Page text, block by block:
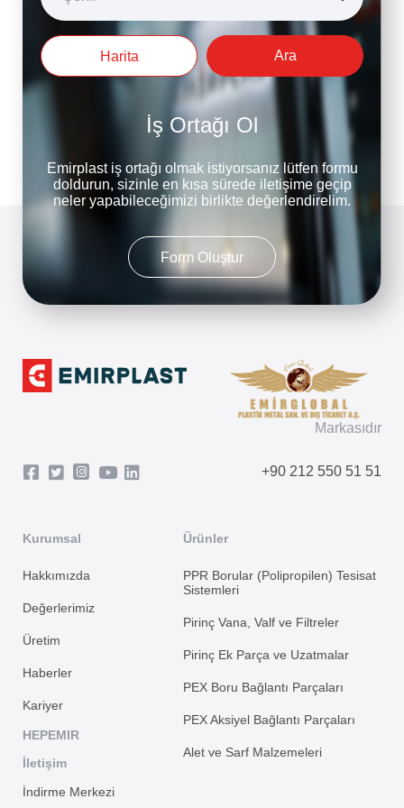
Harita Ara
İş Ortağı Ol
Emirplast iş ortağı olmak istiyorsanız lütfen formu
doldurun, sizinle en kısa sürede iletişime geçip
neler yapabileceğimizi birlikte değerlendirelim.
Form Oluştur
Markasıdır
+90 212 550 51 51
Kurumsal
Hakkımızda
Değerlerimiz
Üretim
Haberler
Kariyer
HEPEMIR
İletişim
İndirme Merkezi
Ürünler
PPR Borular (Polipropilen) Tesisat
Sistemleri
Pirinç Vana, Valf ve Filtreler
Pirinç Ek Parça ve Uzatmalar
PEX Boru Bağlantı Parçaları
PEX Aksiyel Bağlantı Parçaları
Alet ve Sarf Malzemeleri